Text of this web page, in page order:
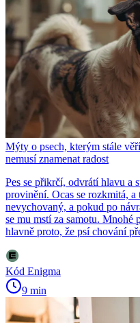
Mýty o psech, kterým stále
nemusí znamenat radost
Pes se přikrčí, odvrátí hlavu a
provinění. Ocas se rozkmitá,
nevychovaný, a pokud po
se mu mstí za samotu. Mnohé
hlavně proto, že psí chování
Kód Enigma
9 min